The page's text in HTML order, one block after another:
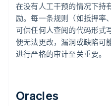
在没有人工干预的情况下持
励。每一条规则（如抵押率
可供任何人查阅的代码形式
便无法更改，漏洞或缺陷可
进行严格的审计至关重要。
Oracles